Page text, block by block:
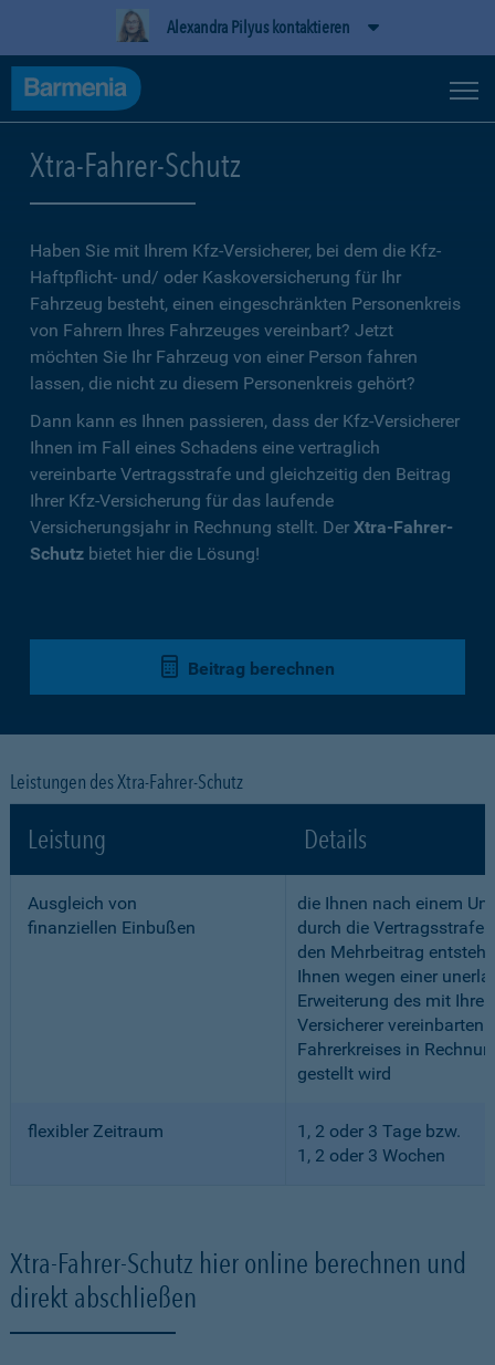
Alexandra Pilyus kontaktieren
Xtra-Fahrer-Schutz
Haben Sie mit Ihrem Kfz-Versicherer, bei dem die Kfz-
Haftpflicht- und/ oder Kaskoversicherung für Ihr
Fahrzeug besteht, einen eingeschränkten Personenkreis
von Fahrern Ihres Fahrzeuges vereinbart? Jetzt
möchten Sie Ihr Fahrzeug von einer Person fahren
lassen, die nicht zu diesem Personenkreis gehört?
Dann kann es Ihnen passieren, dass der Kfz-Versicherer
Ihnen im Fall eines Schadens eine vertraglich
vereinbarte Vertragsstrafe und gleichzeitig den Beitrag
Ihrer Kfz-Versicherung für das laufende
Versicherungsjahr in Rechnung stellt. Der Xtra-Fahrer-
Schutz bietet hier die Lösung!
Beitrag berechnen
Leistungen des Xtra-Fahrer-Schutz
Leistung Details
Ausgleich von
finanziellen Einbußen
die Ihnen nach einem
durch die Vertragsstrafe
den Mehrbeitrag
Ihnen wegen einer
Erweiterung des mit
Versicherer vereinbarten
Fahrerkreises in
gestellt wird
flexibler Zeitraum
1, 2 oder 3 Tage bzw.
1, 2 oder 3 Wochen
Xtra-Fahrer-Schutz hier online berechnen und
direkt abschließen